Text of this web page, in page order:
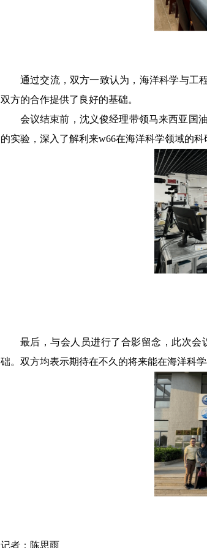
通过交流，双方一致认为，海洋科学与工
双方的合作提供了良好的基础。
会议结束前，沈义俊经理带领马来西亚国
的实验，深入了解利来w66在海洋科学领域的科
最后，与会人员进行了合影留念，此次
础。双方均表示期待在不久的将来能在海洋科
记者：陈思雨